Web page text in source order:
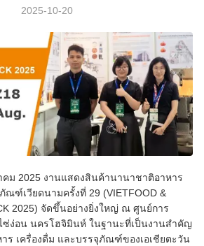
2025-10-20
คม 2025 งานแสดงสินค้านานาชาติอาหาร
ณฑ์เวียดนามครั้งที่ 29 (VIETFOOD &
2025) จัดขึ้นอย่างยิ่งใหญ่ ณ ศูนย์การ
ง่อน นครโฮจิมินห์ ในฐานะที่เป็นงานสำคัญ
ร เครื่องดื่ม และบรรจุภัณฑ์ของเอเชียตะวัน